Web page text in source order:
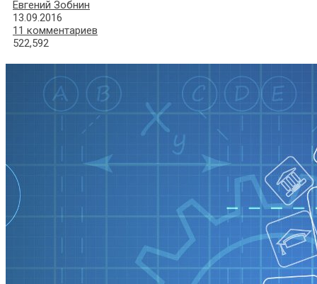
Евгений Зобнин
13.09.2016
11 комментариев
522,592